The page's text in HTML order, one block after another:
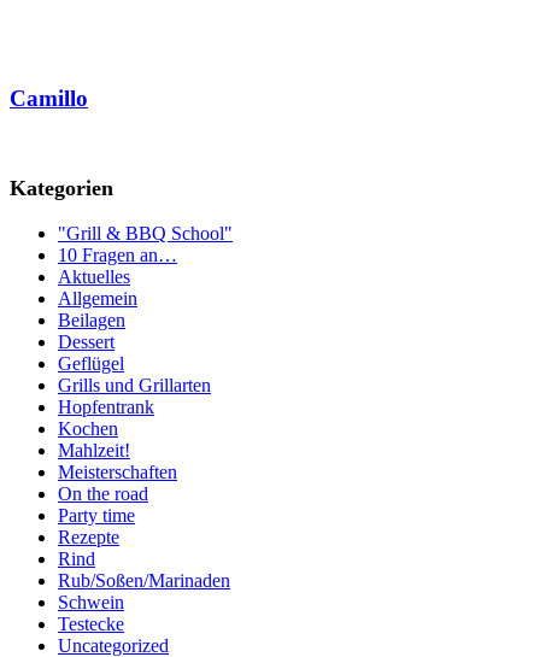
Camillo
Kategorien
"Grill & BBQ School"
10 Fragen an…
Aktuelles
Allgemein
Beilagen
Dessert
Geflügel
Grills und Grillarten
Hopfentrank
Kochen
Mahlzeit!
Meisterschaften
On the road
Party time
Rezepte
Rind
Rub/Soßen/Marinaden
Schwein
Testecke
Uncategorized